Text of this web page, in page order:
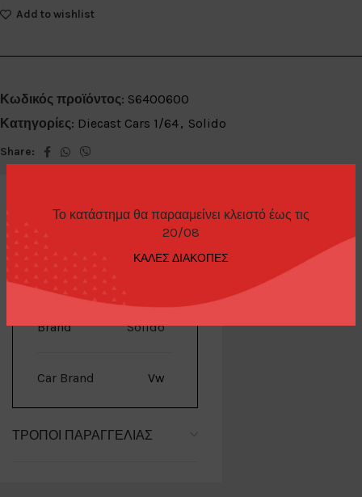
Το κατάστημα θα παρααμείνει κλειστό έως τις
20/08
ΚΑΛΕΣ ΔΙΑΚΟΠΕΣ
Add to wishlist
Κωδικός προϊόντος: S6400600
Κατηγορίες: Diecast Cars 1/64, Solido
Share:
ΕΠΙΠΛΈΟΝ ΠΛΗΡΟΦΟΡΊΕΣ
Brand Solido
Car Brand Vw
ΤΡΌΠΟΙ ΠΑΡΑΓΓΕΛΊΑΣ